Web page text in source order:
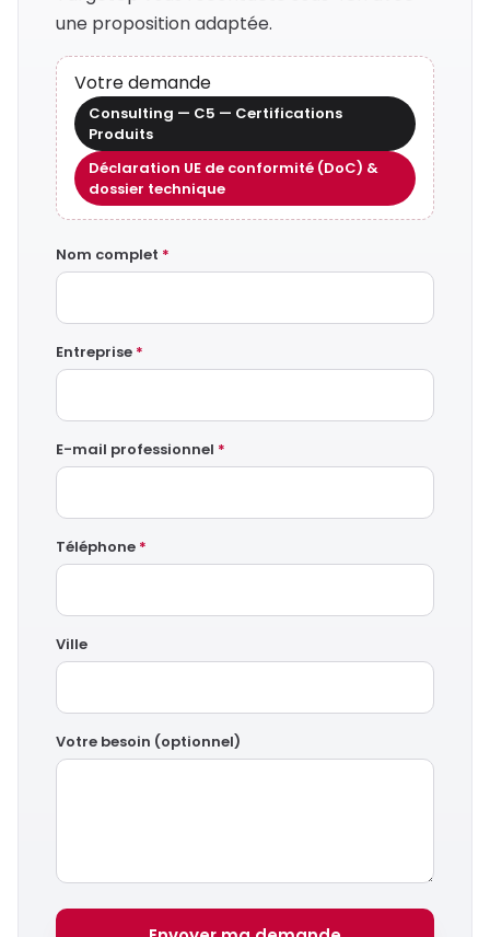
une proposition adaptée.
Votre demande
Consulting — C5 — Certifications
Produits
Déclaration UE de conformité (DoC) &
dossier technique
Nom complet *
Entreprise *
E-mail professionnel *
Téléphone *
Ville
Votre besoin (optionnel)